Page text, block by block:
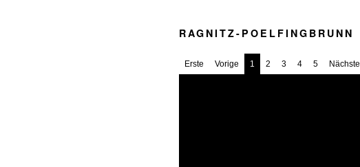
RAGNITZ-POELFINGBRUNN
Erste Vorige 1 2 3 4 5 Nächste